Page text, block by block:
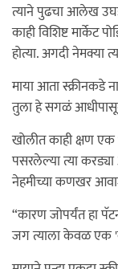
त्याने पुढचा आलेख
काही विशिष्ट मार्केट
होत्या. अगदी नेमक्या
माया आता स्क्रीनकडे
तुला हे सगळं
खोलीत काही क्षण
पसरलेल्या त्या करड्या
नेहमीच्या कणखर
“कारण जोपर्यंत हा
जग त्याला केवळ एक